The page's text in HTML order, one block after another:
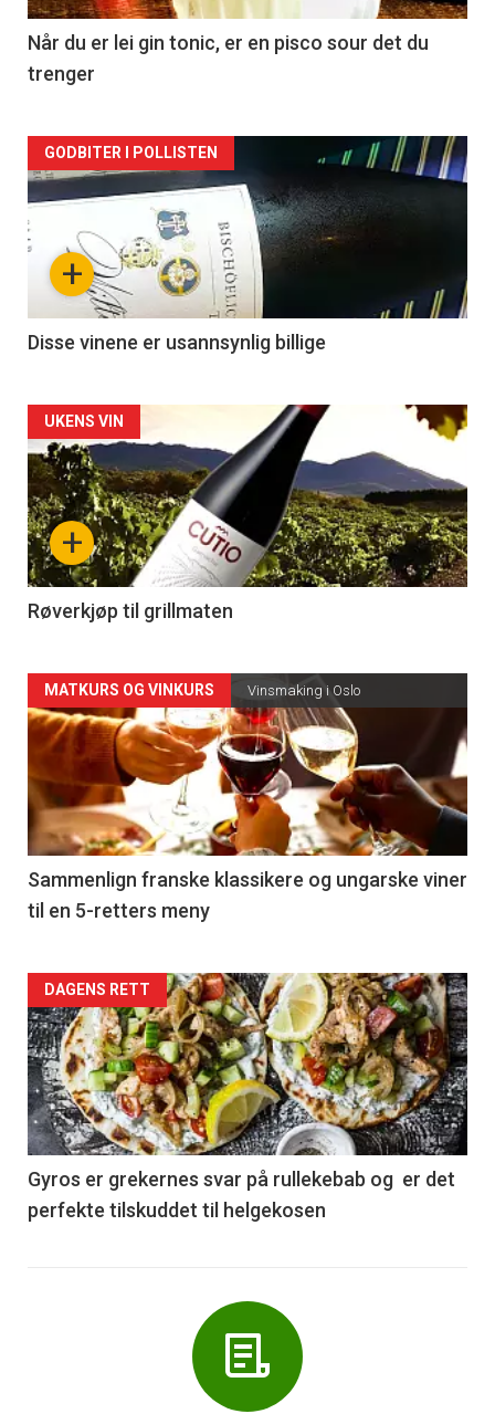
2
Når du er lei gin tonic, er en pisco sour det du
trenger
Forsiden
akkurat
nå
3
+
GODBITER I POLLISTEN
Disse vinene er usannsynlig billige
Forsiden
akkurat
nå
-
4
+
UKENS VIN
Røverkjøp til grillmaten
Forsiden
akkurat
nå
-
5
MATKURS OG VINKURS Vinsmaking i Oslo
Sammenlign franske klassikere og ungarske viner
til en 5-retters meny
Forsiden
akkurat
nå
-
6
DAGENS RETT
Gyros er grekernes svar på rullekebab og er det
perfekte tilskuddet til helgekosen